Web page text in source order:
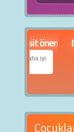
5 basit öneri
daha iyi
Daha iyi
için